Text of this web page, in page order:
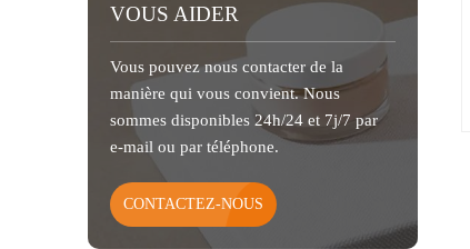
VOUS AIDER
Vous pouvez nous contacter de la
manière qui vous convient. Nous
sommes disponibles 24h/24 et 7j/7 par
e-mail ou par téléphone.
CONTACTEZ-NOUS